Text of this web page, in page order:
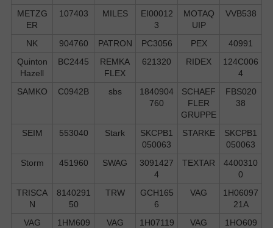
METZG
ER
107403 MILES
EI00012
3
MOTAQ
UIP
VVB538
NK 904760 PATRON PC3056 PEX
40991
Quinton
Hazell
BC2445
REMKA
FLEX
621320 RIDEX
124C006
4
SAMKO
C0942B sbs
1840904
760
SCHAEF
FLER
GRUPPE
FBS020
38
SEIM 553040 Stark
SKCPB1
050063
STARKE
SKCPB1
050063
Storm
451960 SWAG
3091427
4
TEXTAR
4400310
0
TRISCA
N
8140291
50
TRW
GCH165
6
VAG
1H06097
21A
VAG
1HM609
VAG
1H07119
VAG
1HO609